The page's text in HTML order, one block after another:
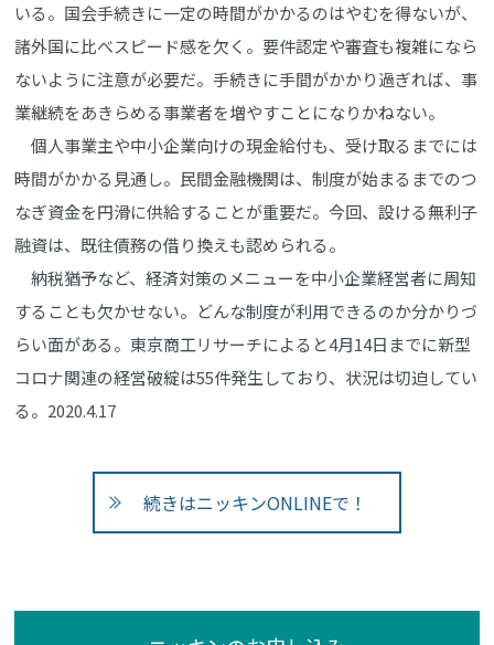
いる。国会手続きに一定の時間がかかるのはやむを得ないが、
諸外国に比べスピード感を欠く。要件認定や審査も複雑になら
ないように注意が必要だ。手続きに手間がかかり過ぎれば、事
業継続をあきらめる事業者を増やすことになりかねない。
個人事業主や中小企業向けの現金給付も、受け取るまでには
時間がかかる見通し。民間金融機関は、制度が始まるまでのつ
なぎ資金を円滑に供給することが重要だ。今回、設ける無利子
融資は、既往債務の借り換えも認められる。
納税猶予など、経済対策のメニューを中小企業経営者に周知
することも欠かせない。どんな制度が利用できるのか分かりづ
らい面がある。東京商工リサーチによると4月14日までに新型
コロナ関連の経営破綻は55件発生しており、状況は切迫してい
る。2020.4.17
続きはニッキンONLINEで！